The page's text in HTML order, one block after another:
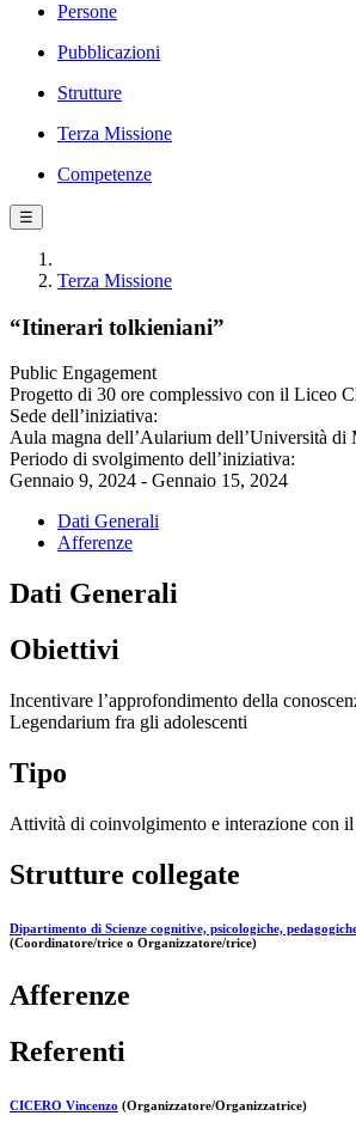
Persone
Pubblicazioni
Strutture
Terza Missione
Competenze
☰
Terza Missione
“Itinerari tolkieniani”
Public Engagement
Progetto di 30 ore complessivo con il Liceo
Sede dell’iniziativa:
Aula magna dell’Aularium dell’Università di
Periodo di svolgimento dell’iniziativa:
Gennaio 9, 2024 - Gennaio 15, 2024
Dati Generali
Afferenze
Dati Generali
Obiettivi
Incentivare l’approfondimento della
Legendarium fra gli adolescenti
Tipo
Attività di coinvolgimento e interazione con
Strutture collegate
Dipartimento di Scienze cognitive, psicologiche,
(Coordinatore/trice o Organizzatore/trice)
Afferenze
Referenti
CICERO Vincenzo (Organizzatore/Organizzatrice)